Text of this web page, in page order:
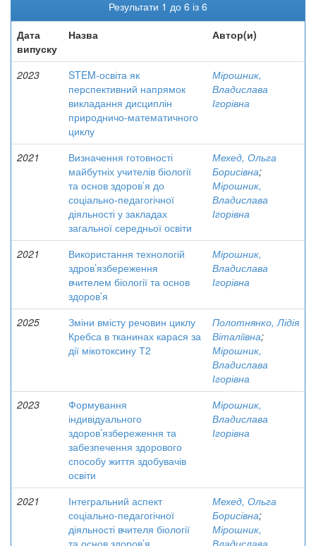
Результати 1 до 6 із 6
Дата
випуску
Назва Автор(и)
2023
STEM-освіта як
перспективний напрямок
викладання дисциплін
природничо-математичного
циклу
Мірошник,
Владислава
Ігорівна
2021
Визначення готовності
майбутніх учителів біології
та основ здоров’я до
соціально-педагогічної
діяльності у закладах
загальної середньої освіти
Мехед, Ольга
Борисівна;
Мірошник,
Владислава
Ігорівна
2021
Використання технологій
здров’язбереження
вчителем біології та основ
здоров’я
Мірошник,
Владислава
Ігорівна
2025
Зміни вмісту речовин циклу
Кребса в тканинах карася за
дії мікотоксину Т2
Полотнянко, Лідія
Віталіївна;
Мірошник,
Владислава
Ігорівна
2023
Формування
індивідуального
здоров’язбереження та
забезпечення здорового
способу життя здобувачів
освіти
Мірошник,
Владислава
Ігорівна
2021
Інтегральний аспект
соціально-педагогічної
діяльності вчителя біології
та основ здоров’я
Мехед, Ольга
Борисівна;
Мірошник,
Владислава